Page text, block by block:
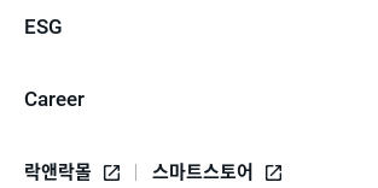
ESG
Career
락앤락몰 스마트스토어